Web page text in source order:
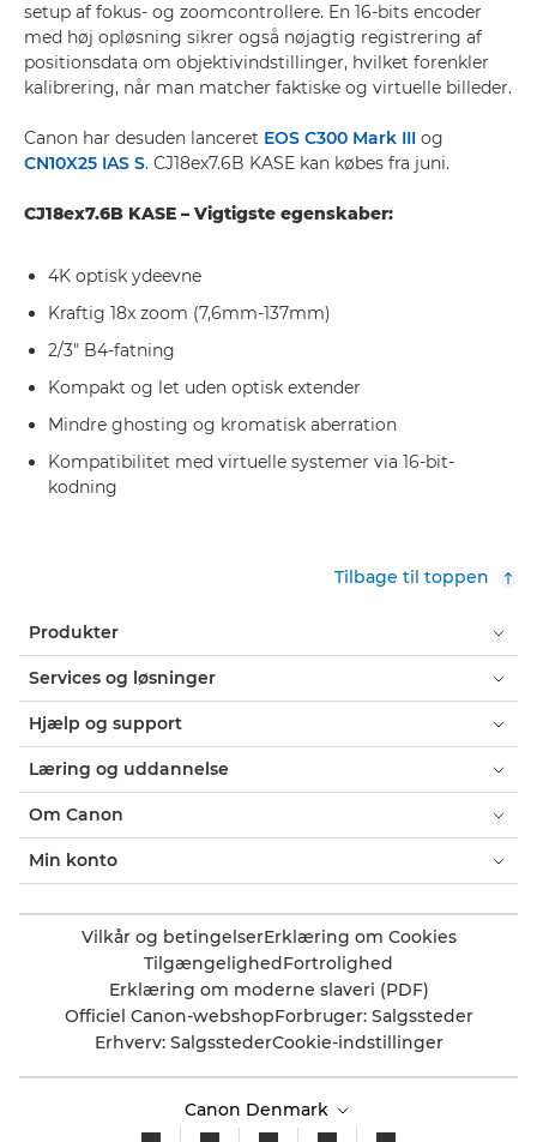
setup af fokus- og zoomcontrollere. En 16-bits encoder
med høj opløsning sikrer også nøjagtig registrering af
positionsdata om objektivindstillinger, hvilket forenkler
kalibrering, når man matcher faktiske og virtuelle billeder.
Canon har desuden lanceret EOS C300 Mark III og
CN10X25 IAS S. CJ18ex7.6B KASE kan købes fra juni.
CJ18ex7.6B KASE – Vigtigste egenskaber:
4K optisk ydeevne
Kraftig 18x zoom (7,6mm-137mm)
2/3" B4-fatning
Kompakt og let uden optisk extender
Mindre ghosting og kromatisk aberration
Kompatibilitet med virtuelle systemer via 16-bit-
kodning
Tilbage til toppen
Produkter
Services og løsninger
Hjælp og support
Læring og uddannelse
Om Canon
Min konto
Vilkår og betingelserErklæring om Cookies
TilgængelighedFortrolighed
Erklæring om moderne slaveri (PDF)
Officiel Canon-webshopForbruger: Salgssteder
Erhverv: SalgsstederCookie-indstillinger
Canon Denmark